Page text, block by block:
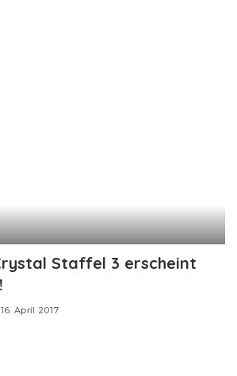
Staffel 3 erscheint
16. April 2017